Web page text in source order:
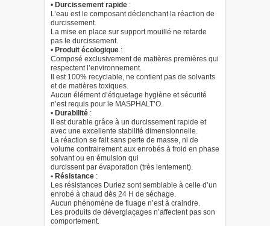
• Durcissement rapide :
L’eau est le composant déclenchant la réaction de
durcissement.
La mise en place sur support mouillé ne retarde
pas le durcissement.
• Produit écologique :
Composé exclusivement de matières premières qui
respectent l’environnement.
Il est 100% recyclable, ne contient pas de solvants
et de matières toxiques.
Aucun élément d’étiquetage hygiène et sécurité
n’est requis pour le MASPHALT’O.
• Durabilité :
Il est durable grâce à un durcissement rapide et
avec une excellente stabilité dimensionnelle.
La réaction se fait sans perte de masse, ni de
volume contrairement aux enrobés à froid en phase
solvant ou en émulsion qui
durcissent par évaporation (très lentement).
• Résistance :
Les résistances Duriez sont semblable à celle d’un
enrobé à chaud dès 24 H de séchage.
Aucun phénomène de fluage n’est à craindre.
Les produits de déverglaçages n’affectent pas son
comportement.